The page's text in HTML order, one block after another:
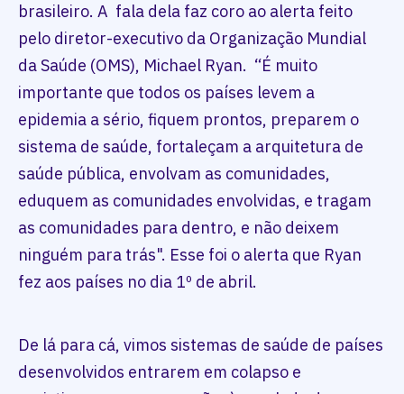
brasileiro. A fala dela faz coro ao alerta feito
pelo diretor-executivo da Organização Mundial
da Saúde (OMS), Michael Ryan. “É muito
importante que todos os países levem a
epidemia a sério, fiquem prontos, preparem o
sistema de saúde, fortaleçam a arquitetura de
saúde pública, envolvam as comunidades,
eduquem as comunidades envolvidas, e tragam
as comunidades para dentro, e não deixem
ninguém para trás". Esse foi o alerta que Ryan
fez aos países no dia 1º de abril.
De lá para cá, vimos sistemas de saúde de países
desenvolvidos entrarem em colapso e